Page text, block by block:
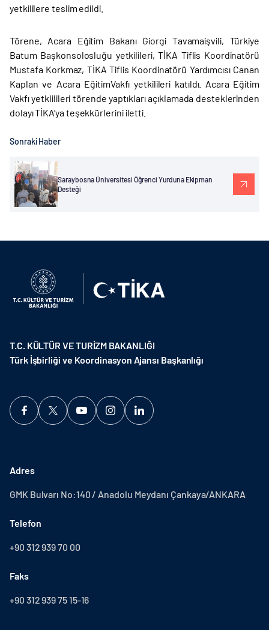
yetkililere teslim edildi.
Törene, Acara Eğitim Bakanı Giorgi Tavamaişvili, Türkiye
Batum Başkonsolosluğu yetkilileri, TİKA Tiflis Koordinatörü
Mustafa Korkmaz, TİKA Tiflis Koordinatörü Yardımcısı Canan
Kaplan ve Acara EğitimVakfı yetkilileri katıldı. Acara Eğitim
Vakfı yetklilileri törende yaptıkları açıklamada desteklerinden
dolayı TİKA’ya teşekkürlerini iletti.
Sonraki Haber
Saraybosna Üniversitesi Öğrenci Yurduna Ekipman
Desteği
T.C. KÜLTÜR VE TURİZM BAKANLIĞI
Türk İşbirliği ve Koordinasyon Ajansı Başkanlığı
Adres
GMK Bulvarı No:140 / Anadolu Meydanı Çankaya/ANKARA
Telefon
+90 312 939 70 00
Faks
+90 312 939 75 15-16